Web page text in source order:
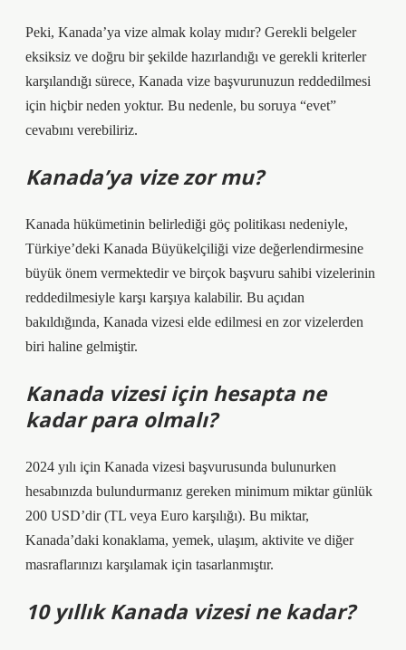
Peki, Kanada’ya vize almak kolay mıdır? Gerekli belgeler
eksiksiz ve doğru bir şekilde hazırlandığı ve gerekli kriterler
karşılandığı sürece, Kanada vize başvurunuzun reddedilmesi
için hiçbir neden yoktur. Bu nedenle, bu soruya “evet”
cevabını verebiliriz.
Kanada’ya vize zor mu?
Kanada hükümetinin belirlediği göç politikası nedeniyle,
Türkiye’deki Kanada Büyükelçiliği vize değerlendirmesine
büyük önem vermektedir ve birçok başvuru sahibi vizelerinin
reddedilmesiyle karşı karşıya kalabilir. Bu açıdan
bakıldığında, Kanada vizesi elde edilmesi en zor vizelerden
biri haline gelmiştir.
Kanada vizesi için hesapta ne
kadar para olmalı?
2024 yılı için Kanada vizesi başvurusunda bulunurken
hesabınızda bulundurmanız gereken minimum miktar günlük
200 USD’dir (TL veya Euro karşılığı). Bu miktar,
Kanada’daki konaklama, yemek, ulaşım, aktivite ve diğer
masraflarınızı karşılamak için tasarlanmıştır.
10 yıllık Kanada vizesi ne kadar?